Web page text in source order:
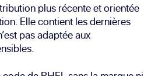
plus récente et orientée
Elle contient les dernières
pas adaptée aux